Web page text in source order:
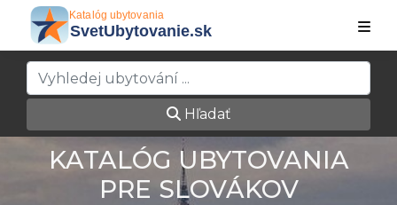
Hľadať
KATALÓG UBYTOVANIA
PRE SLOVÁKOV